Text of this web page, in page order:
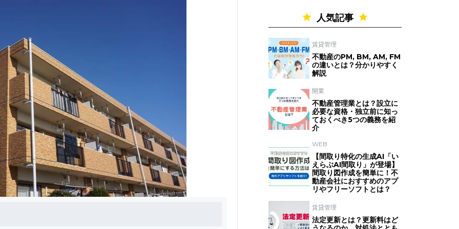
人気記事
賃貸管理
不動産のPM, BM, AM, FM
の違いとは？分かりやすく
解説
開業
不動産管理業とは？設立に
必要な資格・独立前に知っ
ておくべき5つの義務を紹
介
WEB
【間取り特化の生成AI「い
えらぶAI間取り」が登場】
間取り図作成を簡単に！不
動産会社におすすめのアプ
リやフリーソフトとは？
賃貸管理
法定更新とは？更新料はど